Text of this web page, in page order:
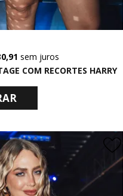
COM RECORTES HARRY
sem juros